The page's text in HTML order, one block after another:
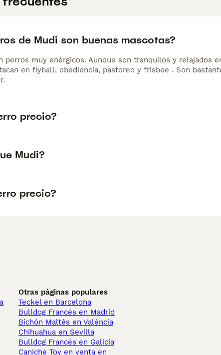
de Mudi son buenas mascotas?
perros muy enérgicos. Aunque son tranquilos y relajados
en flyball, obediencia, pastoreo y frisbee . Son
precio?
Mudi?
precio?
Otras páginas populares
Teckel en Barcelona
Bulldog Francés en Madrid
Bichón Maltés en València
Chihuahua en Sevilla
Bulldog Francés en Galicia
Caniche Toy en venta en